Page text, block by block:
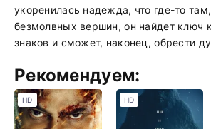
укоренилась надежда, что где-то
безмолвных вершин, он найдет ключ
знаков и сможет, наконец, обрести
Рекомендуем:
HD HD